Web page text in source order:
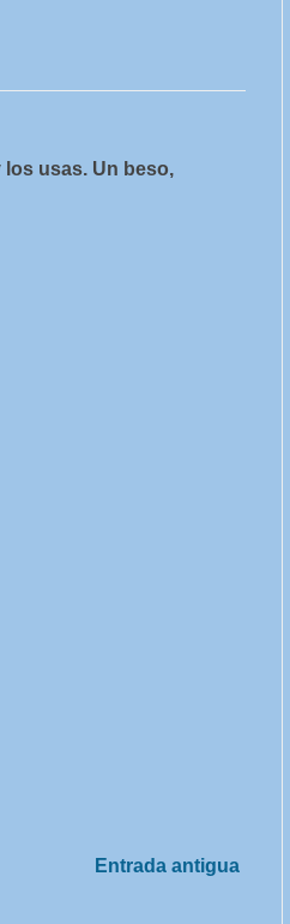
usas. Un beso,
Entrada antigua